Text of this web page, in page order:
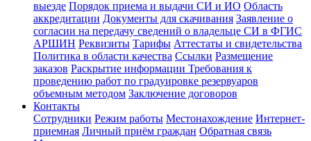
выезде Порядок приема и выдачи СИ и ИО Область
аккредитации Документы для скачивания Заявление о
согласии на передачу сведений о владельце СИ в ФГИС
АРШИН Реквизиты Тарифы Аттестаты и свидетельства
Политика в области качества Ссылки Размещение
заказов Раскрытие информации Требования к
проведению работ по градуировке резервуаров
объемным методом Заключение договоров
Контакты
Сотрудники Режим работы Местонахождение Интернет-
приемная Личный приём граждан Обратная связь